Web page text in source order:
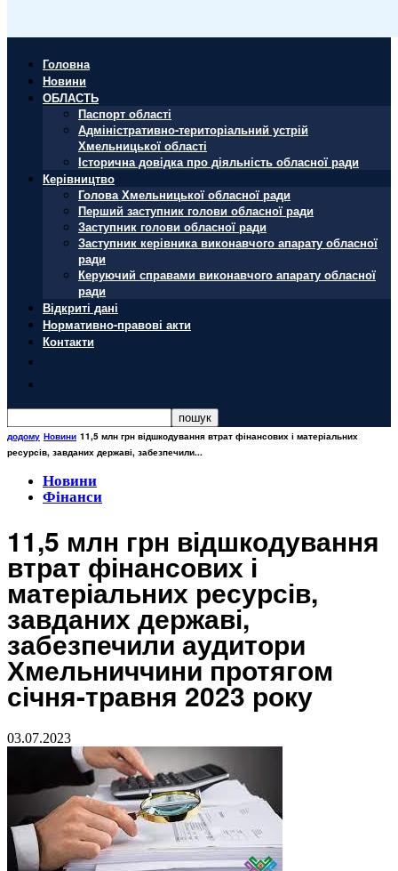
Головна
Новини
ОБЛАСТЬ
Паспорт області
Адміністративно-територіальний устрій
Хмельницької області
Історична довідка про діяльність обласної ради
Керівництво
Голова Хмельницької обласної ради
Перший заступник голови обласної ради
Заступник голови обласної ради
Заступник керівника виконавчого апарату обласної
ради
Керуючий справами виконавчого апарату обласної
ради
Відкриті дані
Нормативно-правові акти
Контакти
додому Новини 11,5 млн грн відшкодування втрат фінансових і матеріальних
ресурсів, завданих державі, забезпечили...
Новини
Фінанси
11,5 млн грн відшкодування
втрат фінансових і
матеріальних ресурсів,
завданих державі,
забезпечили аудитори
Хмельниччини протягом
січня-травня 2023 року
03.07.2023